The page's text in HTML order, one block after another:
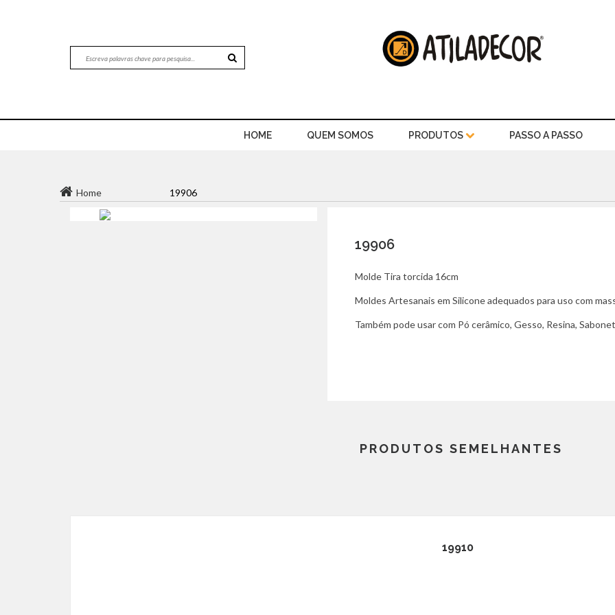
HOME QUEM SOMOS PRODUTOS PASSO A PASSO
Home 19906
19906
Molde Tira torcida 16cm
Moldes Artesanais em Silicone adequados para uso com
Também pode usar com Pó cerâmico, Gesso, Resina,
PRODUTOS SEMELHANTES
19910